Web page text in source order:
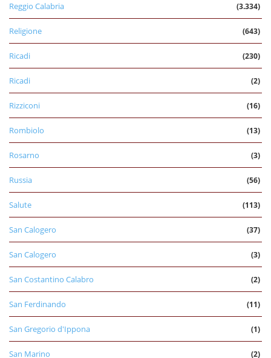
Reggio Calabria (3.334)
Religione (643)
Ricadi (230)
Ricadi (2)
Rizziconi (16)
Rombiolo (13)
Rosarno (3)
Russia (56)
Salute (113)
San Calogero (37)
San Calogero (3)
San Costantino Calabro (2)
San Ferdinando (11)
San Gregorio d'Ippona (1)
San Marino (2)